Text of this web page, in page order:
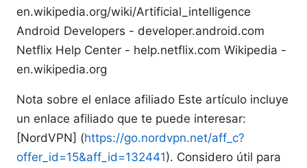
en.wikipedia.org/wiki/Artificial_intelligence
Android Developers - developer.android.com
Netflix Help Center - help.netflix.com Wikipedia -
en.wikipedia.org
Nota sobre el enlace afiliado Este artículo incluye
un enlace afiliado que te puede interesar:
[NordVPN] (https://go.nordvpn.net/aff_c?
offer_id=15&aff_id=132441). Considero útil para